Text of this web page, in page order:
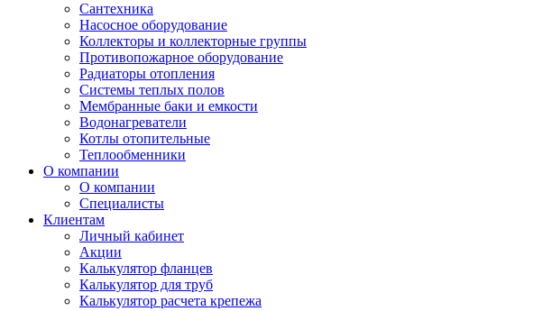
Сантехника
Насосное оборудование
Коллекторы и коллекторные группы
Противопожарное оборудование
Радиаторы отопления
Системы теплых полов
Мембранные баки и емкости
Водонагреватели
Котлы отопительные
Теплообменники
О компании
О компании
Специалисты
Клиентам
Личный кабинет
Акции
Калькулятор фланцев
Калькулятор для труб
Калькулятор расчета крепежа